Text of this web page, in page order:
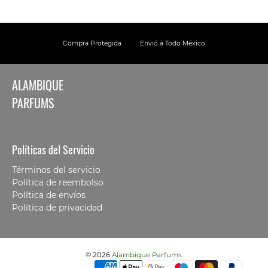
Compra Protegida Envió a Todo México
ALAMBIQUE
PARFUMS
Políticas del Servicio
Términos del servicio
Política de reembolso
Política de envíos
Política de privacidad
© 2026 Alambique Parfums.